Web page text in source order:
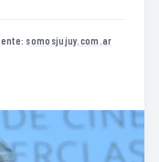
somosjujuy.com.ar